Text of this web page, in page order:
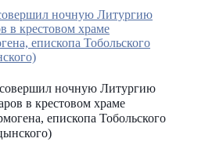
ночную Литургию
в крестовом храме
епископа Тобольского